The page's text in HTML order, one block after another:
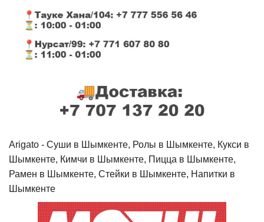
Arigato - Cуши в Шымкенте, Ролы в Шымкенте, Кукси в
Шымкенте, Кимчи в Шымкенте, Пицца в Шымкенте,
Рамен в Шымкенте, Стейки в Шымкенте, Напитки в
Шымкенте